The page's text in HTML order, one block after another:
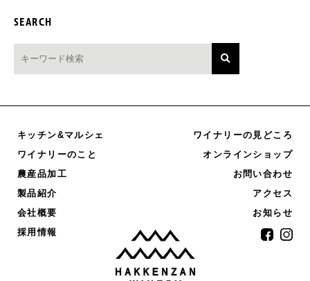
SEARCH
キッチン&マルシェ
ワイナリーのこと
農産品加工
製品紹介
会社概要
採用情報
ワイナリーの見どころ
オンラインショップ
お問い合わせ
アクセス
お知らせ